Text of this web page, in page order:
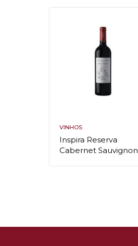
VINHOS
Inspira Reserva
Cabernet Sauvignon